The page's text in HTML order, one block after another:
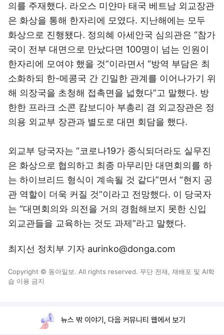
의를 주재했다. 라오스 미얀마 태국 베트남 외교장관
은 화상을 통해 한자리에 모였다. 지난해에는 모두
화상으로 진행됐다. 정의혜 아세안국 심의관은 “참가
국이 전부 대면으로 만났다면 100명이 넘는 인원이
한자리에 모여야 했을 것”이라면서 “방역 부담은 최
소화하되 한-메콩국 간 긴밀한 관계를 이어나가기 위
해 의장국을 초청해 접촉면을 넓혔다”고 말했다. 방
한한 프라크 소콘 캄보디아 부총리 겸 외교장관은 정
의용 외교부 장관과 별도로 대면 회담을 했다.
외교부 당국자는 “코로나19가 종식되더라도 실무진
은 화상으로 협의하고 최종 마무리만 대면회의를 하
는 하이브리드 형식이 계속될 것 같다”면서 “현지 공
관 역할이 더욱 커질 것”이라고 전망했다. 이 당국자
는 “대면회의와 의전을 거의 경험해보지 못한 신입
외교관들을 교육하는 것도 과제”라고 말했다.
최지선 정치부 기자 aurinko@donga.com
Copyright © 동아일보. All rights reserved. 무단 전재, 재배포 및 AI학
습 이용 금지
뉴스 밖 이야기, 다음 커뮤니티 웹에서 보기